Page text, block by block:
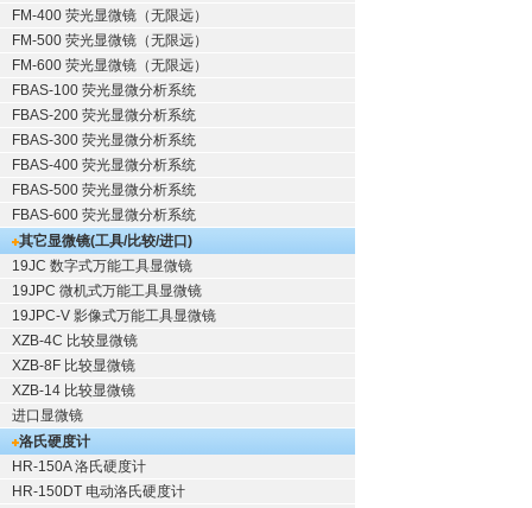
FM-400 荧光显微镜（无限远）
FM-500 荧光显微镜（无限远）
FM-600 荧光显微镜（无限远）
FBAS-100 荧光显微分析系统
FBAS-200 荧光显微分析系统
FBAS-300 荧光显微分析系统
FBAS-400 荧光显微分析系统
FBAS-500 荧光显微分析系统
FBAS-600 荧光显微分析系统
其它显微镜(工具/比较/进口)
19JC 数字式万能工具显微镜
19JPC 微机式万能工具显微镜
19JPC-V 影像式万能工具显微镜
XZB-4C 比较显微镜
XZB-8F 比较显微镜
XZB-14 比较显微镜
进口显微镜
洛氏硬度计
HR-150A 洛氏硬度计
HR-150DT 电动洛氏硬度计